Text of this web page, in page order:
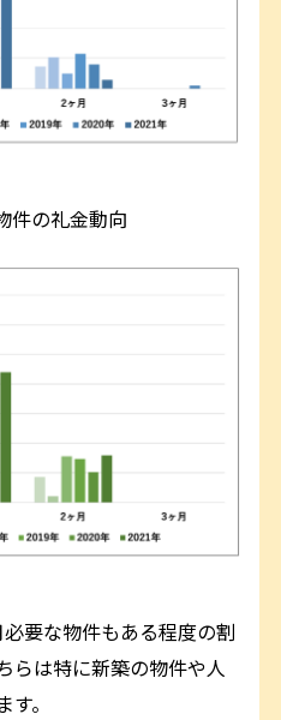
件の礼金動向
要な物件もある程度の割
らは特に新築の物件や人
。